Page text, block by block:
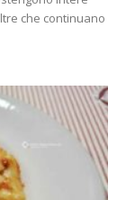
che continuano